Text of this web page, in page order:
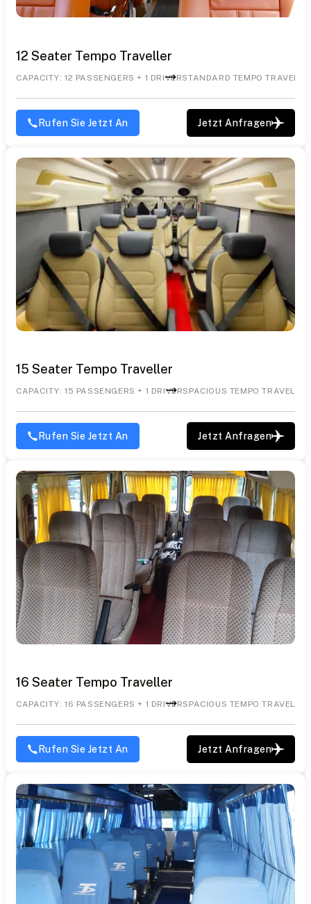
12 Seater Tempo Traveller
CAPACITY: 12 PASSENGERS + 1 DRIVERSTANDARD TEMPO
Rufen Sie Jetzt An Jetzt Anfragen
15 Seater Tempo Traveller
CAPACITY: 15 PASSENGERS + 1 DRIVERSPACIOUS TEMPO
Rufen Sie Jetzt An Jetzt Anfragen
16 Seater Tempo Traveller
CAPACITY: 16 PASSENGERS + 1 DRIVERSPACIOUS TEMPO
Rufen Sie Jetzt An Jetzt Anfragen